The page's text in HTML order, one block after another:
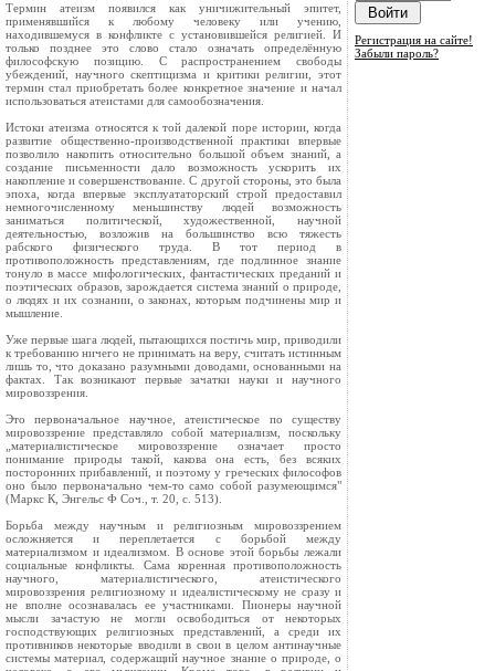
Термин атеизм появился как уничижительный эпитет,
применявшийся к любому человеку или учению,
находившемуся в конфликте с установившейся религией. И
только позднее это слово стало означать определённую
философскую позицию. С распространением свободы
убеждений, научного скептицизма и критики религии, этот
термин стал приобретать более конкретное значение и начал
использоваться атеистами для самообозначения.
Истоки атеизма относятся к той далекой поре истории, когда
развитие общественно-производственной практики впервые
позволило накопить относительно большой объем знаний, а
создание письменности дало возможность ускорить их
накопление и совершенствование. С другой стороны, это была
эпоха, когда впервые эксплуататорский строй предоставил
немногочисленному меньшинству людей возможность
заниматься политической, художественной, научной
деятельностью, возложив на большинство всю тяжесть
рабского физического труда. В тот период в
противоположность представлениям, где подлинное знание
тонуло в массе мифологических, фантастических преданий и
поэтических образов, зарождается система знаний о природе,
о людях и их сознании, о законах, которым подчинены мир и
мышление.
Уже первые шага людей, пытающихся постичь мир, приводили
к требованию ничего не принимать на веру, считать истинным
лишь то, что доказано разумными доводами, основанными на
фактах. Так возникают первые зачатки науки и научного
мировоззрения.
Это первоначальное научное, атеистическое по существу
мировоззрение представляло собой материализм, поскольку
„материалистическое мировоззрение означает просто
понимание природы такой, какова она есть, без всяких
посторонних прибавлений, и поэтому у греческих философов
оно было первоначально чем-то само собой разумеющимся"
(Маркс К, Энгельс Ф Соч., т. 20, с. 513).
Борьба между научным и религиозным мировоззрением
осложняется и переплетается с борьбой между
материализмом и идеализмом. В основе этой борьбы лежали
социальные конфликты. Сама коренная противоположность
научного, материалистического, атеистического
мировоззрения религиозному и идеалистическому не сразу и
не вполне осознавалась ее участниками. Пионеры научной
мысли зачастую не могли освободиться от некоторых
господствующих религиозных представлений, а среди их
противников некоторые вводили в свои в целом антинаучные
системы материал, содержащий научное знание о природе, о
Регистрация на сайте!
Забыли пароль?